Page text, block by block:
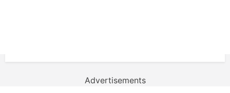
Advertisements